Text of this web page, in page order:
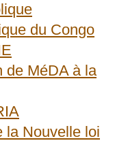
du Congo
de MéDA à la
la Nouvelle loi